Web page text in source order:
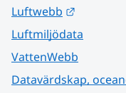
Luftwebb
Luftmiljödata
VattenWebb
Datavärdskap,